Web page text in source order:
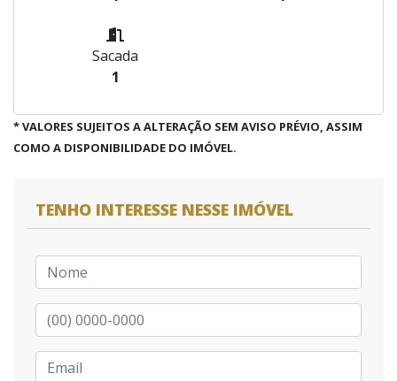
Sacada
1
* VALORES SUJEITOS A ALTERAÇÃO SEM AVISO PRÉVIO, ASSIM
COMO A DISPONIBILIDADE DO IMÓVEL.
TENHO INTERESSE NESSE IMÓVEL